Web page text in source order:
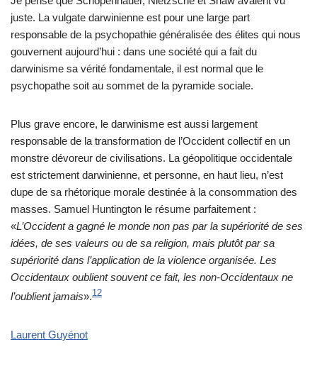
juste. La vulgate darwinienne est pour une large part
responsable de la psychopathie généralisée des élites qui nous
gouvernent aujourd’hui : dans une société qui a fait du
darwinisme sa vérité fondamentale, il est normal que le
psychopathe soit au sommet de la pyramide sociale.
Plus grave encore, le darwinisme est aussi largement
responsable de la transformation de l’Occident collectif en un
monstre dévoreur de civilisations. La géopolitique occidentale
est strictement darwinienne, et personne, en haut lieu, n’est
dupe de sa rhétorique morale destinée à la consommation des
masses. Samuel Huntington le résume parfaitement :
«L’Occident a gagné le monde non pas par la supériorité de ses
idées, de ses valeurs ou de sa religion, mais plutôt par sa
supériorité dans l’application de la violence organisée. Les
Occidentaux oublient souvent ce fait, les non-Occidentaux ne
l’oublient jamais».12
Laurent Guyénot